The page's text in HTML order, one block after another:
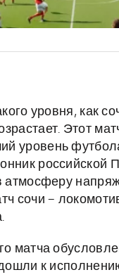
уровня, как
Этот
уровень
российской
сочи –
матча
к